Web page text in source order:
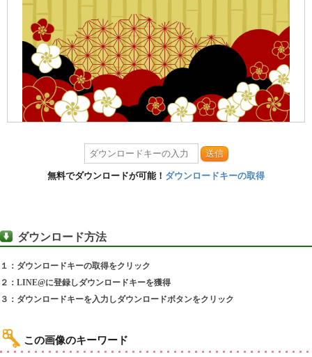
送信
無料でダウンロードが可能！ ダウンロードキーの取得
ダウンロード方法
１：ダウンロードキーの取得をクリック
２：LINE@に登録しダウンロードキーを獲得
３：ダウンロードキーを入力しダウンロードボタンをクリック
この画像のキーワード